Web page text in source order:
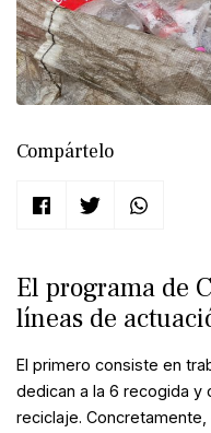
El programa de
líneas de
El primero consiste en
dedican a la 6 recogida y
reciclaje.
Compártelo